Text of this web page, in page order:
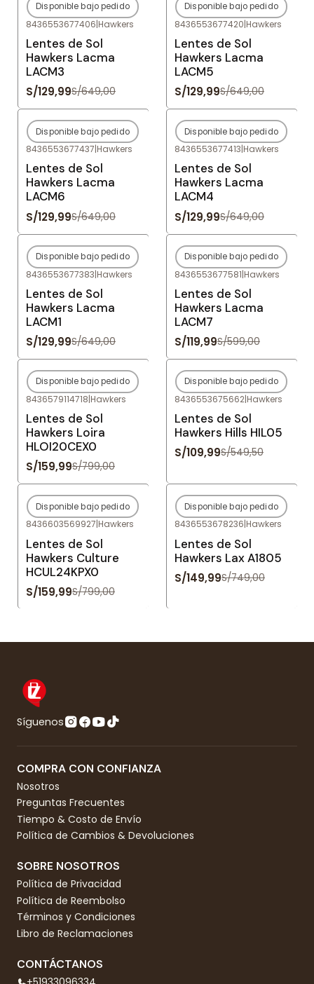
-80%OFF
Agotado
Disponible bajo pedido
8436553677406|Hawkers
Lentes de Sol
Hawkers Lacma
LACM3
S/129,99S/649,00
-80%OFF
Agotado
Disponible bajo pedido
8436553677420|Hawkers
Lentes de Sol
Hawkers Lacma
LACM5
S/129,99S/649,00
-80%OFF
Agotado
Disponible bajo pedido
8436553677437|Hawkers
Lentes de Sol
Hawkers Lacma
LACM6
S/129,99S/649,00
-80%OFF
Agotado
Disponible bajo pedido
8436553677413|Hawkers
Lentes de Sol
Hawkers Lacma
LACM4
S/129,99S/649,00
-80%OFF
Agotado
Disponible bajo pedido
8436553677383|Hawkers
Lentes de Sol
Hawkers Lacma
LACM1
S/129,99S/649,00
-80%OFF
Agotado
Disponible bajo pedido
8436553677581|Hawkers
Lentes de Sol
Hawkers Lacma
LACM7
S/119,99S/599,00
-80%OFF
Agotado
Disponible bajo pedido
8436579114718|Hawkers
Lentes de Sol
Hawkers Loira
HLOI20CEX0
S/159,99S/799,00
-80%OFF
Agotado
Disponible bajo pedido
8436553675662|Hawkers
Lentes de Sol
Hawkers Hills HIL05
S/109,99S/549,50
-80%OFF
Agotado
Disponible bajo pedido
8436603569927|Hawkers
Lentes de Sol
Hawkers Culture
HCUL24KPX0
S/159,99S/799,00
-80%OFF
Agotado
Disponible bajo pedido
8436553678236|Hawkers
Lentes de Sol
Hawkers Lax A1805
S/149,99S/749,00
Síguenos
COMPRA CON CONFIANZA
Nosotros
Preguntas Frecuentes
Tiempo & Costo de Envío
Política de Cambios & Devoluciones
SOBRE NOSOTROS
Política de Privacidad
Política de Reembolso
Términos y Condiciones
Libro de Reclamaciones
CONTÁCTANOS